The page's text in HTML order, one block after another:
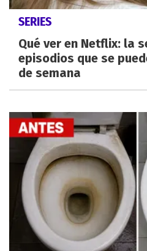
SERIES
Qué ver en Netflix: la
episodios que se
de semana